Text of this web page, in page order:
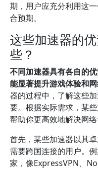
期，用户应充分利用这
合预期。
这些加速器的
些？
不同加速器具有各自的
能显著提升游戏体验和网
器的过程中，了解这些
要。根据实际需求，某
帮助你更高效地解决网
首先，某些加速器以其
需要跨国连接的用户。
家，像ExpressVPN、